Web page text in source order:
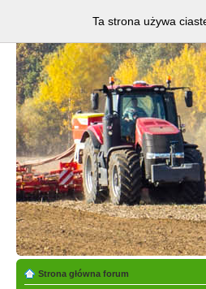
Strona główna forum
Ta strona używa